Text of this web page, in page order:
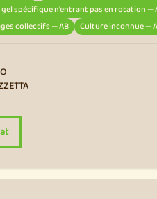
spécifique n’entrant pas en rotation —
collectifs — AB
Culture inconnue —